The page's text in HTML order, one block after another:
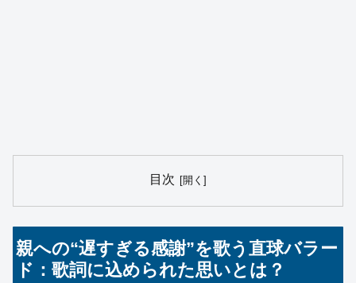
目次
親への“遅すぎる感謝”を歌う直球バラー
ド：歌詞に込められた思いとは？